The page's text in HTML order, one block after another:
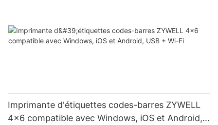
Imprimante d'étiquettes codes-barres ZYWELL
4x6 compatible avec Windows, iOS et Android,